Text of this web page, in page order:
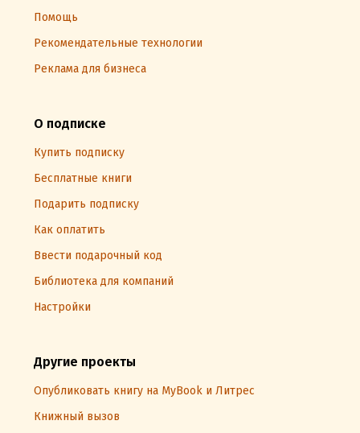
Помощь
Рекомендательные технологии
Реклама для бизнеса
О подписке
Купить подписку
Бесплатные книги
Подарить подписку
Как оплатить
Ввести подарочный код
Библиотека для компаний
Настройки
Другие проекты
Опубликовать книгу на MyBook и Литрес
Книжный вызов